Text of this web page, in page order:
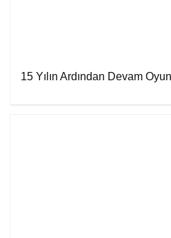
15 Yılın Ardından Devam